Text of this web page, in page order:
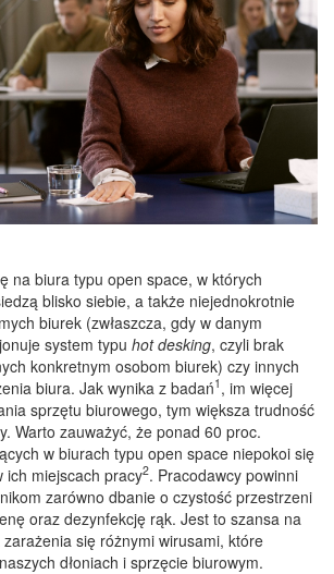
na biura typu open space, w których
blisko siebie, a także niejednokrotnie
biurek (zwłaszcza, gdy w danym
system typu hot desking, czyli brak
konkretnym osobom biurek) czy innych
biura. Jak wynika z badań1 , im więcej
sprzętu biurowego, tym większa trudność
Warto zauważyć, że ponad 60 proc.
w biurach typu open space niepokoi się
ich miejscach pracy2. Pracodawcy powinni
zarówno dbanie o czystość przestrzeni
oraz dezynfekcję rąk. Jest to szansa na
się różnymi wirusami, które
dłoniach i sprzęcie biurowym.